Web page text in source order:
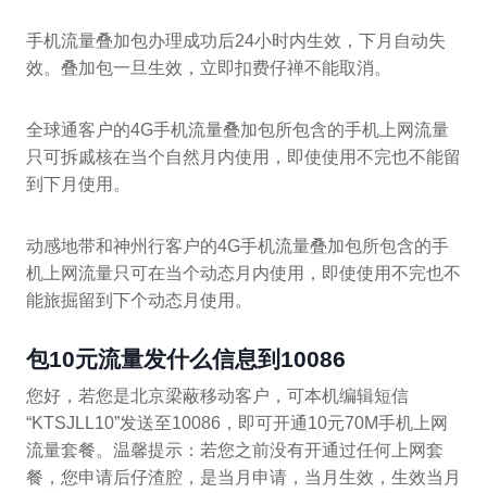
手机流量叠加包办理成功后24小时内生效，下月自动失
效。叠加包一旦生效，立即扣费仔禅不能取消。
全球通客户的4G手机流量叠加包所包含的手机上网流量
只可拆戚核在当个自然月内使用，即使使用不完也不能留
到下月使用。
动感地带和神州行客户的4G手机流量叠加包所包含的手
机上网流量只可在当个动态月内使用，即使使用不完也不
能旅掘留到下个动态月使用。
包10元流量发什么信息到10086
您好，若您是北京梁蔽移动客户，可本机编辑短信
“KTSJLL10”发送至10086，即可开通10元70M手机上网
流量套餐。温馨提示：若您之前没有开通过任何上网套
餐，您申请后仔渣腔，是当月申请，当月生效，生效当月